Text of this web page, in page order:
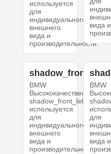
используется
для
индивидуального
внешнего
вида и
производительности.
вида и
shadow_front_left
BMW
Высококачественный
shadow_front_left
используется
для
индивидуального
внешнего
вида и
производительности.
BMW
для
вида и